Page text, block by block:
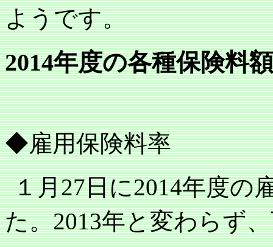
ようです。
2014年度の各種保険料
◆雇用保険料率
１月27日に2014年度の
た。2013年と変わらず